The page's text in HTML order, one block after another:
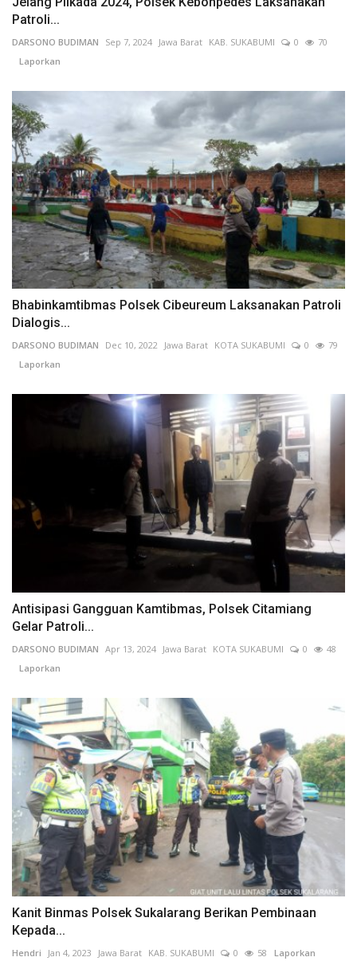
Patroli...
DARSONO BUDIMAN Sep 7, 2024 Jawa Barat KAB. SUKABUMI 0
70
Laporkan
Bhabinkamtibmas Polsek Cibeureum Laksanakan Patroli
Dialogis...
DARSONO BUDIMAN Dec 10, 2022 Jawa Barat KOTA SUKABUMI 0
79
Laporkan
Antisipasi Gangguan Kamtibmas, Polsek Citamiang
Gelar Patroli...
DARSONO BUDIMAN Apr 13, 2024 Jawa Barat KOTA SUKABUMI 0
48
Laporkan
Kanit Binmas Polsek Sukalarang Berikan Pembinaan
Kepada...
Hendri Jan 4, 2023 Jawa Barat KAB. SUKABUMI 0 58 Laporkan